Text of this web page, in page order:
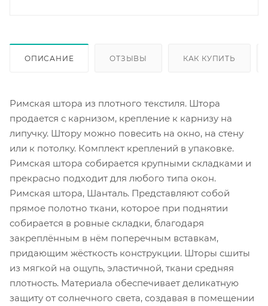
ОПИСАНИЕ ОТЗЫВЫ КАК КУПИТЬ
Римская штора из плотного текстиля. Штора
продается с карнизом, крепление к карнизу на
липучку. Штору можно повесить на окно, на стену
или к потолку. Комплект креплений в упаковке.
Римская штора собирается крупными складками и
прекрасно подходит для любого типа окон.
Римская штора, Шанталь. Представляют собой
прямое полотно ткани, которое при поднятии
собирается в ровные складки, благодаря
закреплённым в нём поперечным вставкам,
придающим жёсткость конструкции. Шторы сшиты
из мягкой на ощупь, эластичной, ткани средняя
плотность. Материала обеспечивает деликатную
защиту от солнечного света, создавая в помещении